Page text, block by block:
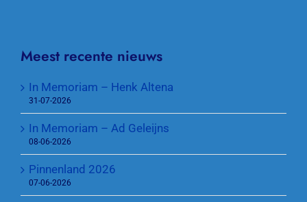
Meest recente nieuws
In Memoriam – Henk Altena
31-07-2026
In Memoriam – Ad Geleijns
08-06-2026
Pinnenland 2026
07-06-2026